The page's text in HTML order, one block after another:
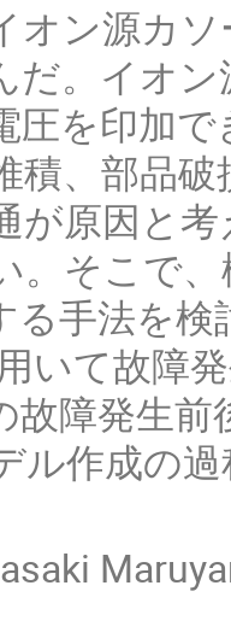
オン源カ
だ。イオ
圧を印加
積、部品
が原因と
。そこで
る手法を
いて故障
故障発生
ル作成の